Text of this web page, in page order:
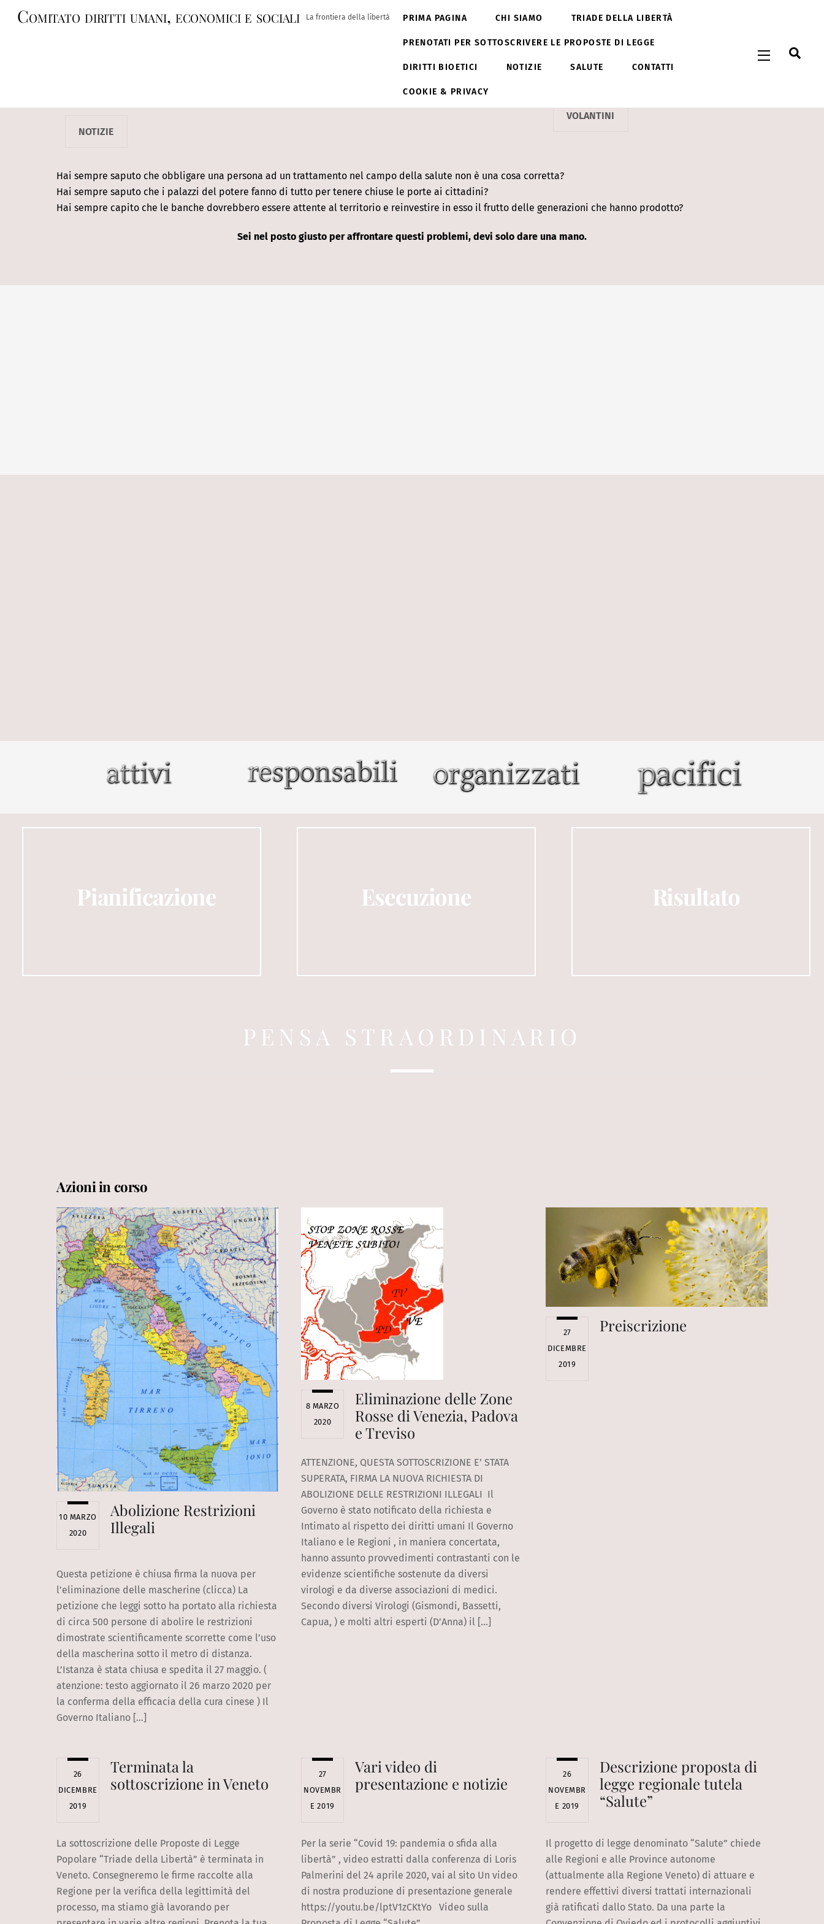
Comitato diritti umani, economici e sociali La frontiera della libertà PRIMA PAGINA CHI SIAMO TRIADE DELLA LIBERTÀ
PRENOTATI PER SOTTOSCRIVERE LE PROPOSTE DI LEGGE
DIRITTI BIOETICI NOTIZIE SALUTE CONTATTI
COOKIE & PRIVACY
Widgets
NOTIZIE
VOLANTINI
Hai sempre saputo che obbligare una persona ad un trattamento nel campo della salute non è una cosa corretta?
Hai sempre saputo che i palazzi del potere fanno di tutto per tenere chiuse le porte ai cittadini?
Hai sempre capito che le banche dovrebbero essere attente al territorio e reinvestire in esso il frutto delle generazioni che hanno prodotto?
Sei nel posto giusto per affrontare questi problemi, devi solo dare una mano.
Pianificazione Esecuzione Risultato
PENSA STRAORDINARIO
Azioni in corso
10 MARZO
2020
Abolizione Restrizioni
Illegali
Questa petizione è chiusa firma la nuova per
l’eliminazione delle mascherine (clicca) La
petizione che leggi sotto ha portato alla richiesta
di circa 500 persone di abolire le restrizioni
dimostrate scientificamente scorrette come l’uso
della mascherina sotto il metro di distanza.
L’Istanza è stata chiusa e spedita il 27 maggio. (
atenzione: testo aggiornato il 26 marzo 2020 per
la conferma della efficacia della cura cinese ) Il
Governo Italiano […]
8 MARZO
2020
Eliminazione delle Zone
Rosse di Venezia, Padova
e Treviso
ATTENZIONE, QUESTA SOTTOSCRIZIONE E’ STATA
SUPERATA, FIRMA LA NUOVA RICHIESTA DI
ABOLIZIONE DELLE RESTRIZIONI ILLEGALI Il
Governo è stato notificato della richiesta e
Intimato al rispetto dei diritti umani Il Governo
Italiano e le Regioni , in maniera concertata,
hanno assunto provvedimenti contrastanti con le
evidenze scientifiche sostenute da diversi
virologi e da diverse associazioni di medici.
Secondo diversi Virologi (Gismondi, Bassetti,
Capua, ) e molti altri esperti (D’Anna) il […]
27
DICEMBRE
2019
Preiscrizione
26
DICEMBRE
2019
Terminata la
sottoscrizione in Veneto
La sottoscrizione delle Proposte di Legge
Popolare “Triade della Libertà” è terminata in
Veneto. Consegneremo le firme raccolte alla
Regione per la verifica della legittimità del
processo, ma stiamo già lavorando per
27
NOVEMBR
E 2019
Vari video di
presentazione e notizie
Per la serie “Covid 19: pandemia o sfida alla
libertà” , video estratti dalla conferenza di Loris
Palmerini del 24 aprile 2020, vai al sito Un video
di nostra produzione di presentazione generale
https://youtu.be/lptV1zCKtYo Video sulla
26
NOVEMBR
E 2019
Descrizione proposta di
legge regionale tutela
“Salute”
Il progetto di legge denominato “Salute” chiede
alle Regioni e alle Province autonome
(attualmente alla Regione Veneto) di attuare e
rendere effettivi diversi trattati internazionali
già ratificati dallo Stato. Da una parte la
Top